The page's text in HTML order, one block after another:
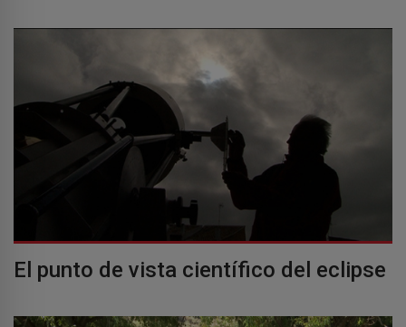
El punto de vista científico del eclipse